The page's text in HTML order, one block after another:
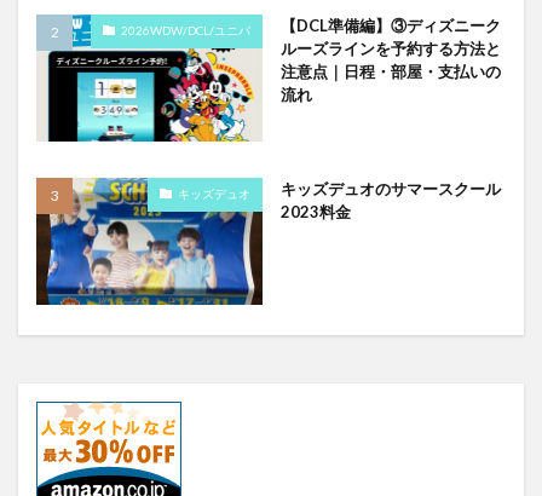
2026WDW/DCL/ユニバ
【DCL準備編】③ディズニーク
ルーズラインを予約する方法と
注意点｜日程・部屋・支払いの
流れ
キッズデュオ
キッズデュオのサマースクール
2023料金